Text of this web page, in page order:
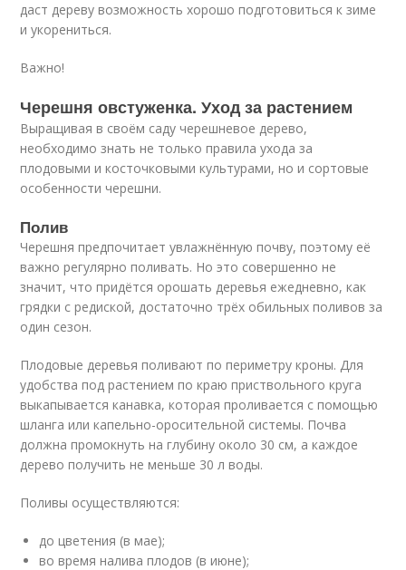
даст дереву возможность хорошо подготовиться к зиме
и укорениться.
Важно!
Черешня овстуженка. Уход за растением
Выращивая в своём саду черешневое дерево,
необходимо знать не только правила ухода за
плодовыми и косточковыми культурами, но и сортовые
особенности черешни.
Полив
Черешня предпочитает увлажнённую почву, поэтому её
важно регулярно поливать. Но это совершенно не
значит, что придётся орошать деревья ежедневно, как
грядки с редиской, достаточно трёх обильных поливов за
один сезон.
Плодовые деревья поливают по периметру кроны. Для
удобства под растением по краю приствольного круга
выкапывается канавка, которая проливается с помощью
шланга или капельно-оросительной системы. Почва
должна промокнуть на глубину около 30 см, а каждое
дерево получить не меньше 30 л воды.
Поливы осуществляются:
до цветения (в мае);
во время налива плодов (в июне);